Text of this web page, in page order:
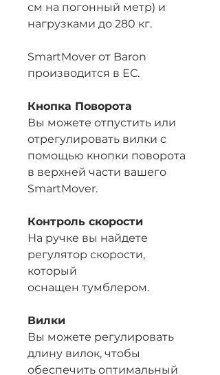
см на погонный метр) и
нагрузками до 280 кг.
SmartMover от Baron
производится в ЕС.
Кнопка Поворота
Вы можете отпустить или
отрегулировать вилки с
помощью кнопки поворота
в верхней части вашего
SmartMover.
Контроль скорости
На ручке вы найдете
регулятор скорости,
который
оснащен тумблером.
Вилки
Вы можете регулировать
длину вилок, чтобы
обеспечить оптимальный